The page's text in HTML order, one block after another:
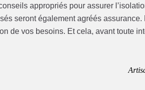
appropriés pour assurer
seront également agréés
de vos besoins. Et cela, avant toute